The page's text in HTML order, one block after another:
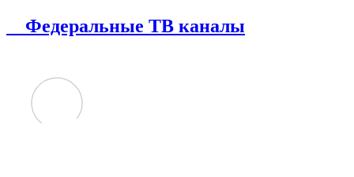
Федеральные ТВ каналы